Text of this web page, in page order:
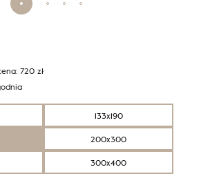
133x190
200x300
300x400
720 zł